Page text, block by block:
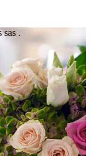
.